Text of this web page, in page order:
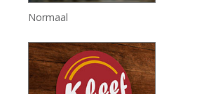
Normaal